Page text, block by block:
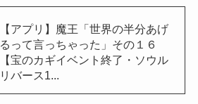
【アプリ】魔王「世界の半分あげ
るって言っちゃった」その１６
【宝のカギイベント終了・ソウル
リバース1...